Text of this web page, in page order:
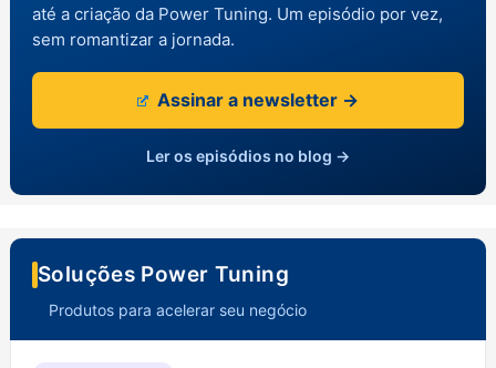
até a criação da Power Tuning. Um episódio por vez,
sem romantizar a jornada.
Assinar a newsletter →
Ler os episódios no blog →
Soluções Power Tuning
Produtos para acelerar seu negócio